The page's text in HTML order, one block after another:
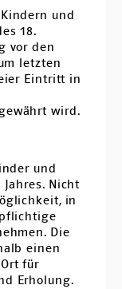
und
18.
vor den
letzten
Eintritt in
wird.
und
Nicht
in
Die
einen
für
Erholung.